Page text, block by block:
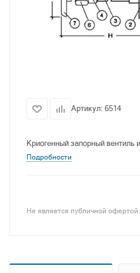
Артикул: 6514
Криогенный запорный
Подробности
Не является публичной офертой.